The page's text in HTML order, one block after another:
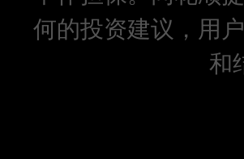
何的投资建议，用
和